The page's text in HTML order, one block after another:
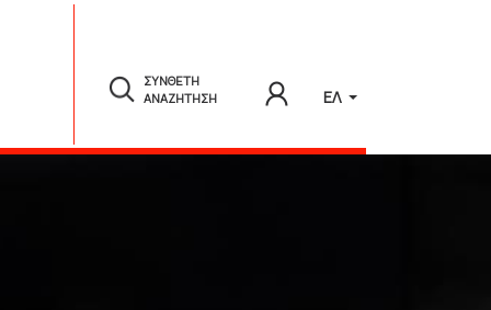
ΣΥΝΘΕΤΗ
ΑΝΑΖΗΤΗΣΗ
ΕΛ